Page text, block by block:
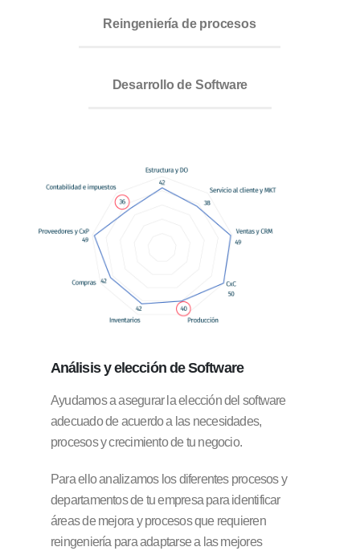
Reingeniería de procesos
Desarrollo de Software
Análisis y elecciónde Software
Ayudamos a asegurar la elección del software
adecuado de acuerdo a las necesidades,
procesos y crecimiento de tu negocio.
Para ello analizamos los diferentes procesos y
departamentos de tu empresa para identificar
áreas de mejora y procesos que requieren
reingeniería para adaptarse a las mejores